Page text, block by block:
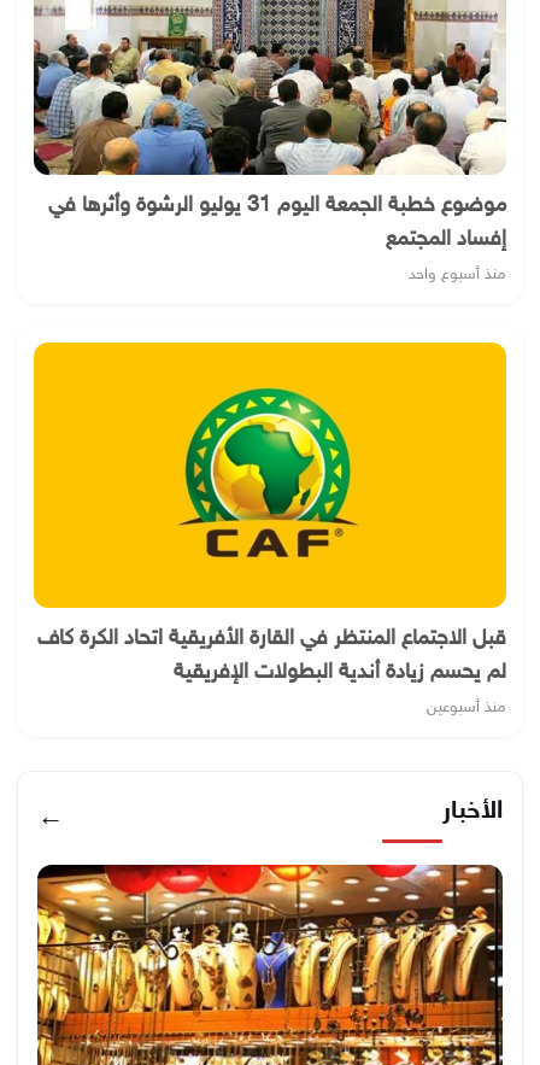
موضوع خطبة الجمعة اليوم 31 يوليو الرشوة وأثرها في
إفساد المجتمع
منذ أسبوع واحد
قبل الاجتماع المنتظر في القارة الأفريقية اتحاد الكرة كاف
لم يحسم زيادة أندية البطولات الإفريقية
منذ أسبوعين
الأخبار ←